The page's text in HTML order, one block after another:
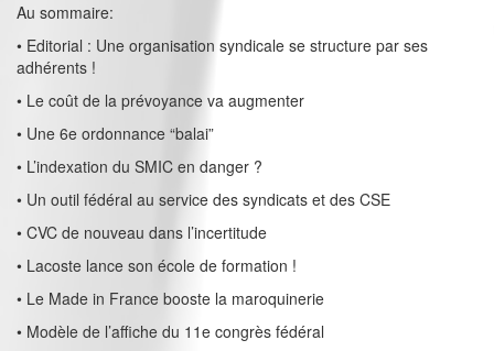
Au sommaire:
• Editorial : Une organisation syndicale se structure par ses
adhérents !
• Le coût de la prévoyance va augmenter
• Une 6e ordonnance “balai”
• L’indexation du SMIC en danger ?
• Un outil fédéral au service des syndicats et des CSE
• CVC de nouveau dans l’incertitude
• Lacoste lance son école de formation !
• Le Made in France booste la maroquinerie
• Modèle de l’affiche du 11e congrès fédéral